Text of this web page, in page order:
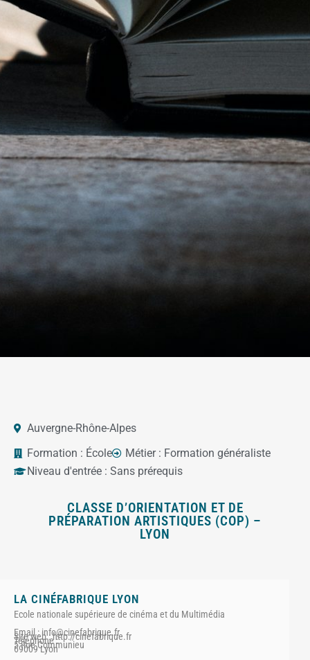
Auvergne-Rhône-Alpes
Formation : École Métier : Formation généraliste
Niveau d'entrée : Sans prérequis
CLASSE D’ORIENTATION ET DE
PRÉPARATION ARTISTIQUES (COP) –
LYON
LA CINÉFABRIQUE LYON
Ecole nationale supérieure de cinéma et du Multimédia
Email : info@cinefabrique.fr
Site web : http://cinefabrique.fr
Téléphone :
5 Rue Communieu
69009 Lyon